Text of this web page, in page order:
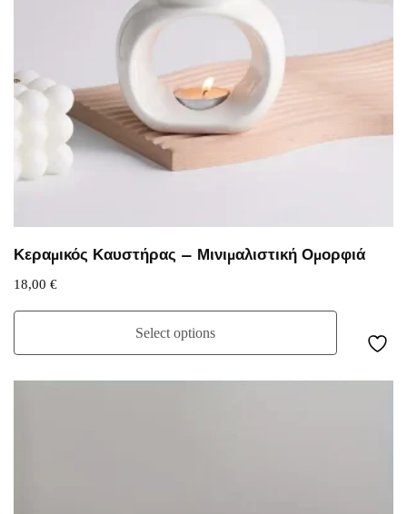
Κεραμικός Καυστήρας – Μινιμαλιστική Ομορφιά
18,00 €
Select options